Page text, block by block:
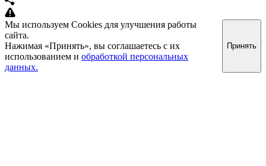
Мы используем Cookies для улучшения работы
сайта.
Нажимая «Принять», вы соглашаетесь с их
использованием и обработкой персональных
данных.
Принять